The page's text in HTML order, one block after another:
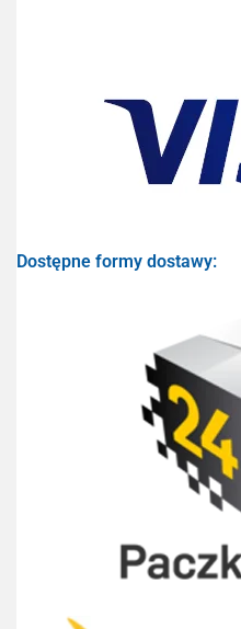
Dostępne formy dostawy: